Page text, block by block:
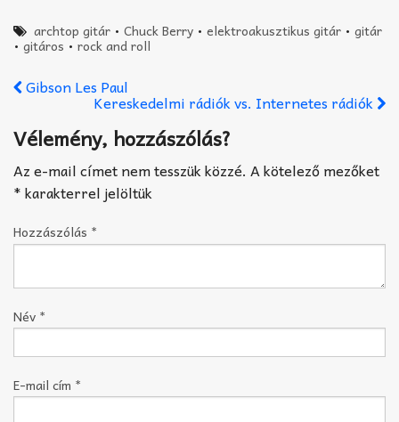
archtop gitár •Chuck Berry •elektroakusztikus gitár •gitár
• gitáros • rock and roll
Gibson Les Paul
Kereskedelmi rádiók vs. Internetes rádiók
Vélemény, hozzászólás?
Az e-mail címet nem tesszük közzé. A kötelező mezőket
*karakterrel jelöltük
Hozzászólás *
Név *
E-mail cím *